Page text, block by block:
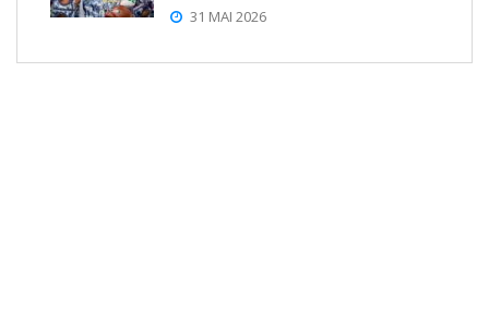
31 MAI 2026